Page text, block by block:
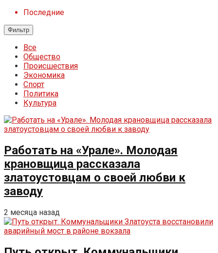
Последние
Фильтр
Все
Общество
Происшествия
Экономика
Спорт
Политика
Культура
Работать на «Урале». Молодая
крановщица рассказала
златоустовцам о своей любви к
заводу
2 месяца назад